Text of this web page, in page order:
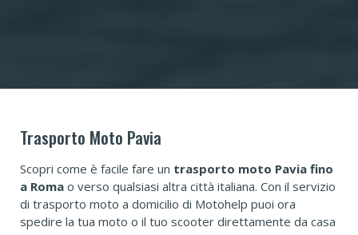
Trasporto Moto Pavia
Scopri come è facile fare un trasporto moto Pavia fino
a Roma o verso qualsiasi altra città italiana. Con il servizio
di trasporto moto a domicilio di Motohelp puoi ora
spedire la tua moto o il tuo scooter direttamente da casa